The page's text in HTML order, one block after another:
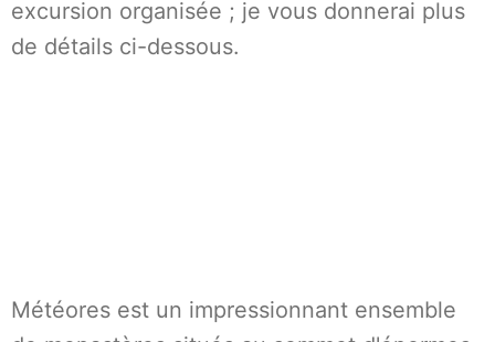
excursion organisée ; je vous donnerai plus
de détails ci-dessous.
Météores est un impressionnant ensemble